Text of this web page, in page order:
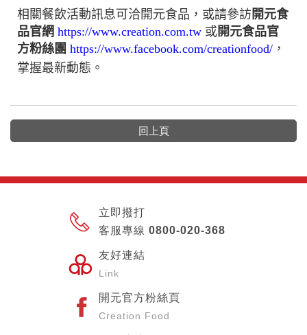
相關餐飲活動訊息可洽開元食品，或請參訪 開元食
品官網 https://www.creation.com.tw 或開元食品官
方粉絲團 https://www.facebook.com/creationfood/ ，
掌握最新動態。
回上頁
立即撥打
客服專線 0800-020-368
友好連結
Link
開元官方粉絲頁
Creation Food